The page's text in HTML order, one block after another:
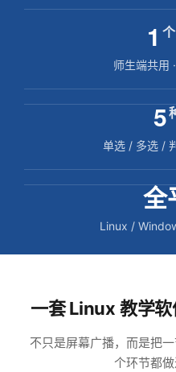
1
师生端共用
5
单选 / 多选 /
全
Linux /
一套 Linux 教学
不只是屏幕广播，而是把
个环节都